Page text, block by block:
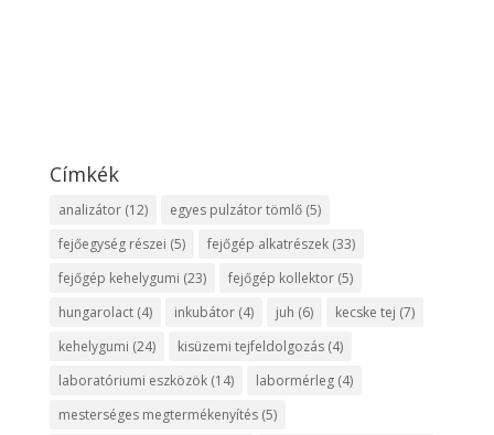
Címkék
analizátor(12) egyes pulzátor tömlő(5)
fejőegység részei (5) fejőgép alkatrészek(33)
fejőgép kehelygumi (23) fejőgép kollektor(5)
hungarolact(4) inkubátor(4) juh (6) kecske tej (7)
kehelygumi (24) kisüzemi tejfeldolgozás(4)
laboratóriumi eszközök(14) labormérleg(4)
mesterséges megtermékenyítés(5)